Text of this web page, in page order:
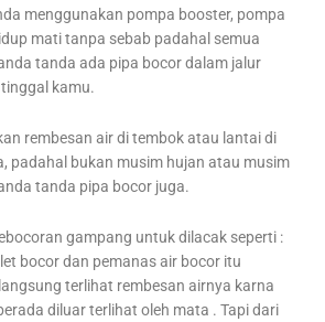
menggunakan pompa booster, pompa
mati tanpa sebab padahal semua
tanda ada pipa bocor dalam jalur
kamu.
rembesan air di tembok atau lantai di
padahal bukan musim hujan atau musim
tanda pipa bocor juga.
gampang untuk dilacak seperti :
bocor dan pemanas air bocor itu
terlihat rembesan airnya karna
diluar terlihat oleh mata . Tapi dari